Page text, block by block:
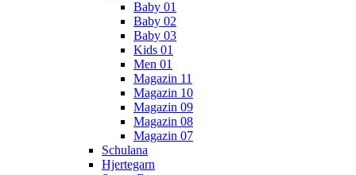
Baby 01
Baby 02
Baby 03
Kids 01
Men 01
Magazin 11
Magazin 10
Magazin 09
Magazin 08
Magazin 07
Schulana
Hjertegarn